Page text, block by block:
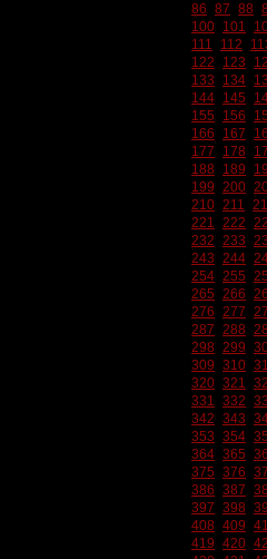
86 87 88
100 101
111
112
122
123
133
134
144 145
155
156
166
167
177
178
188
189
199 200
210 211
221 222
232 233
243 244
254 255
265 266
276 277
287 288
298 299
309 310
320 321
331 332
342 343
353 354
364 365
375 376
386 387
397 398
408 409
419 420